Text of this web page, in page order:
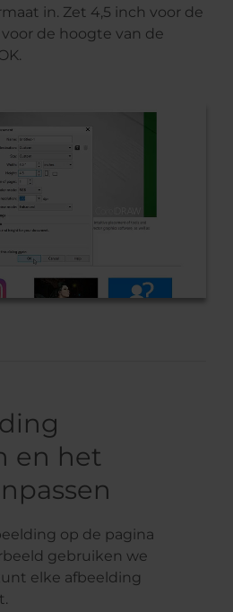
in. Zet 4,5 inch voor de
de hoogte van de
en het
op de pagina
gebruiken we
elke afbeelding